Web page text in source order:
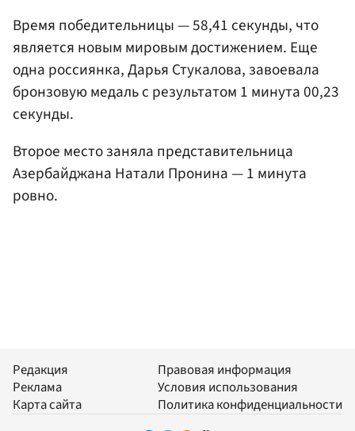
Время победительницы — 58,41 секунды, что
является новым мировым достижением. Еще
одна россиянка, Дарья Стукалова, завоевала
бронзовую медаль с результатом 1 минута 00,23
секунды.
Второе место заняла представительница
Азербайджана Натали Пронина — 1 минута
ровно.
Редакция
Реклама
Карта сайта
Правовая информация
Условия использования
Политика конфиденциальности